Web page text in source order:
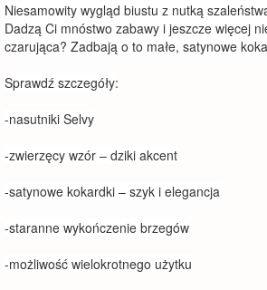
Niesamowity wygląd biustu z nutką
Dadzą Ci mnóstwo zabawy i jeszcze więcej
czarująca? Zadbają o to małe, satynowe
Sprawdź szczegóły:
-nasutniki Selvy
-zwierzęcy wzór – dziki akcent
-satynowe kokardki – szyk i elegancja
-staranne wykończenie brzegów
-możliwość wielokrotnego użytku